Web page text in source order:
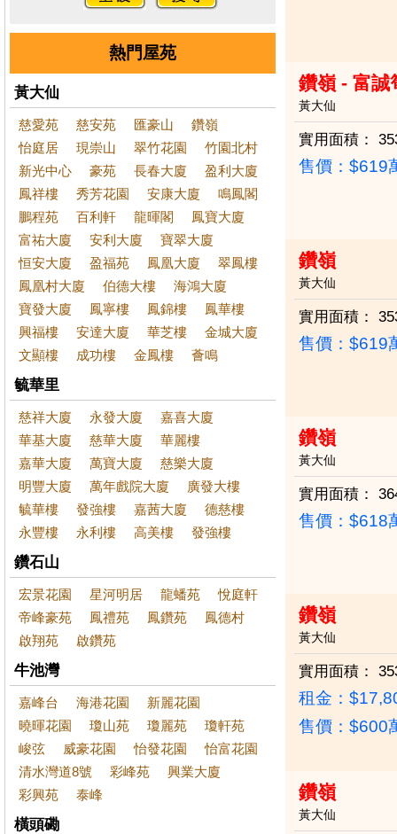
熱門屋苑
黃大仙
慈愛苑 慈安苑 匯豪山
鑽嶺
怡庭居
現崇山 翠竹花園
竹園北村
新光中心
豪苑 長春大廈
盈利大廈
鳳祥樓
秀芳花園 安康大廈
鳴鳳閣
鵬程苑
百利軒 龍暉閣
鳳寶大廈
富祐大廈
安利大廈
寶翠大廈
恒安大廈
盈福苑 鳳凰大廈
翠鳳樓
鳳凰村大廈
伯德大樓
海鴻大廈
寶發大廈
鳳寧樓 鳳錦樓
鳳華樓
興福樓
安達大廈 華芝樓
金城大廈
文顯樓
成功樓 金鳳樓 薈鳴
毓華里
慈祥大廈 永發大廈
嘉喜大廈
華基大廈
慈華大廈
華麗樓
嘉華大廈
萬寶大廈
慈樂大廈
明豐大廈
萬年戲院大廈
廣發大樓
毓華樓
發強樓 嘉茜大廈
德慈樓
永豐樓
永利樓 高美樓 發強樓
鑽石山
宏景花園 星河明居 龍蟠苑
悅庭軒
帝峰豪苑
鳳禮苑 鳳鑽苑
鳳德村
啟翔苑
啟鑽苑
牛池灣
嘉峰台 海港花園
新麗花園
曉暉花園
瓊山苑 瓊麗苑
瓊軒苑
峻弦
威豪花園 怡發花園
怡富花園
清水灣道8號
彩峰苑
興業大廈
彩興苑
泰峰
橫頭磡
鑽嶺 - 富誠
黃大仙
實用面積：
售價： $619
鑽嶺
黃大仙
實用面積：
售價： $619
鑽嶺
黃大仙
實用面積：
售價： $618
鑽嶺
黃大仙
實用面積：
租金：
售價： $600
鑽嶺
黃大仙